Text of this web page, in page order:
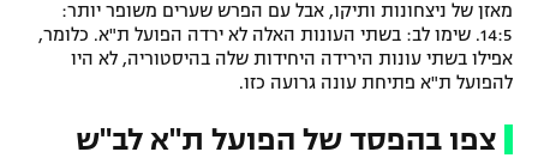
מאזן של ניצחונות ותיקו, אבל עם הפרש שערים משופר יותר:
14:5. שימו לב: בשתי העונות האלה לא ירדה הפועל ת"א. כלומר,
אפילו בשתי עונות הירידה היחידות שלה בהיסטוריה, לא היו
להפועל ת"א פתיחת עונה גרועה כזו.
צפו בהפסד של הפועל ת"א לב"ש